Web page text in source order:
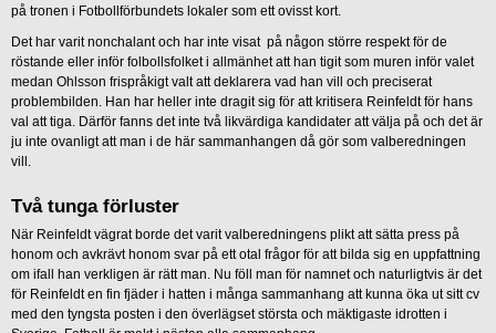
på tronen i Fotbollförbundets lokaler som ett ovisst kort.
Det har varit nonchalant och har inte visat på någon större respekt för de
röstande eller inför folbollsfolket i allmänhet att han tigit som muren inför valet
medan Ohlsson frispråkigt valt att deklarera vad han vill och preciserat
problembilden. Han har heller inte dragit sig för att kritisera Reinfeldt för hans
val att tiga. Därför fanns det inte två likvärdiga kandidater att välja på och det är
ju inte ovanligt att man i de här sammanhangen då gör som valberedningen
vill.
Två tunga förluster
När Reinfeldt vägrat borde det varit valberedningens plikt att sätta press på
honom och avkrävt honom svar på ett otal frågor för att bilda sig en uppfattning
om ifall han verkligen är rätt man. Nu föll man för namnet och naturligtvis är det
för Reinfeldt en fin fjäder i hatten i många sammanhang att kunna öka ut sitt cv
med den tyngsta posten i den överlägset största och mäktigaste idrotten i